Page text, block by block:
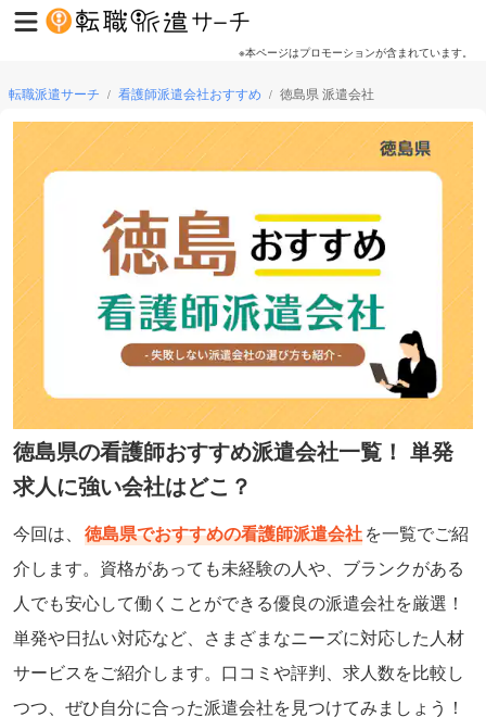
※本ページはプロモーションが含まれています。
転職派遣サーチ / 看護師派遣会社おすすめ / 徳島県 派遣会社
徳島県の看護師おすすめ派遣会社一覧！ 単発
求人に強い会社はどこ？
今回は、 徳島県でおすすめの看護師派遣会社を一覧でご紹
介します。資格があっても未経験の人や、ブランクがある
人でも安心して働くことができる優良の派遣会社を厳選！
単発や日払い対応など、さまざまなニーズに対応した人材
サービスをご紹介します。口コミや評判、求人数を比較し
つつ、ぜひ自分に合った派遣会社を見つけてみましょう！